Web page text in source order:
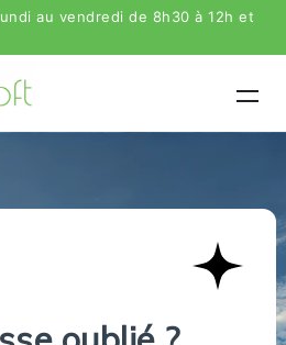
au vendredi de 8h30 à 12h et